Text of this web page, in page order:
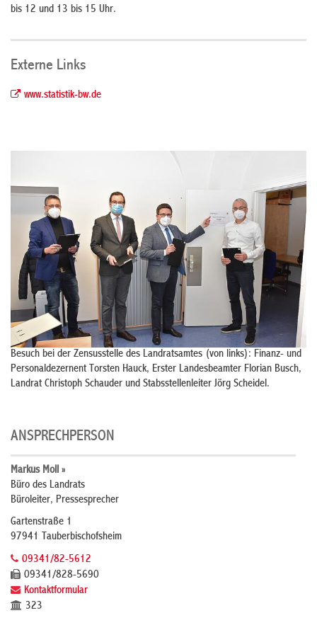
bis 12 und 13 bis 15 Uhr.
Externe Links
www.statistik-bw.de
Besuch bei der Zensusstelle des Landratsamtes (von links): Finanz- und
Personaldezernent Torsten Hauck, Erster Landesbeamter Florian Busch,
Landrat Christoph Schauder und Stabsstellenleiter Jörg Scheidel.
ANSPRECHPERSON
Markus Moll »
Büro des Landrats
Büroleiter, Pressesprecher
Gartenstraße 1
97941 Tauberbischofsheim
09341/82-5612
09341/828-5690
Kontaktformular
323